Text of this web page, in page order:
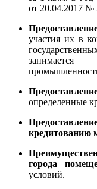
от 20.04.2017
участия их в
определенные
кредитованию
города
условий.